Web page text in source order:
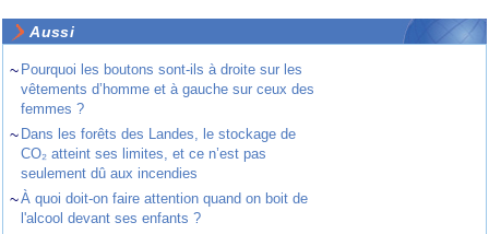
Aussi
~ Pourquoi les boutons sont-ils à droite sur les
vêtements d’homme et à gauche sur ceux des
femmes ?
~ Dans les forêts des Landes, le stockage de
CO₂ atteint ses limites, et ce n’est pas
seulement dû aux incendies
~À quoi doit-on faire attention quand on boit de
l'alcool devant ses enfants ?